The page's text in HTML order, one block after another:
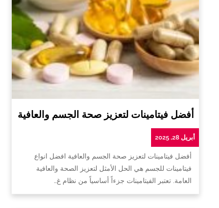
أفضل فيتامينات لتعزيز صحة الجسم والعافية
أبريل 28, 2025
أفضل فيتامينات لتعزيز صحة الجسم والعافية افضل انواع
فيتامينات للجسم هي الحل الأمثل لتعزيز الصحة والعافية
العامة. تعتبر الفيتامينات جزءاً أساسياً من نظام غ…